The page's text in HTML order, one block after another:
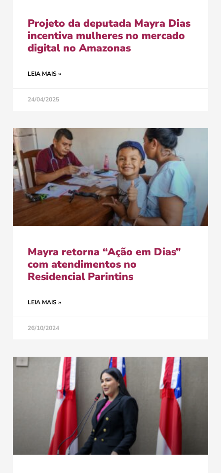
Projeto da deputada Mayra Dias
incentiva mulheres no mercado
digital no Amazonas
LEIA MAIS »
24/04/2025
Mayra retorna “Ação em Dias”
com atendimentos no
Residencial Parintins
LEIA MAIS »
26/10/2024